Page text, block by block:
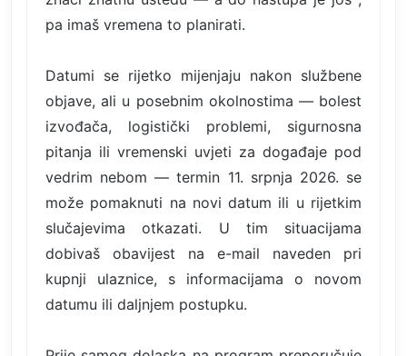
pa imaš vremena to planirati.
Datumi se rijetko mijenjaju nakon službene
objave, ali u posebnim okolnostima — bolest
izvođača, logistički problemi, sigurnosna
pitanja ili vremenski uvjeti za događaje pod
vedrim nebom — termin 11. srpnja 2026. se
može pomaknuti na novi datum ili u rijetkim
slučajevima otkazati. U tim situacijama
dobivaš obavijest na e-mail naveden pri
kupnji ulaznice, s informacijama o novom
datumu ili daljnjem postupku.